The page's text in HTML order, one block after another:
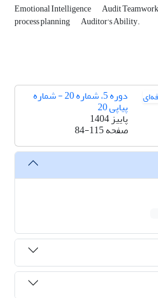
Emotional Intelligence Audit
process ‎planning Auditor's Ability.‎
دوره 5، شماره 20 - شماره
پیاپی 20
پاییز 1404
صفحه84-115